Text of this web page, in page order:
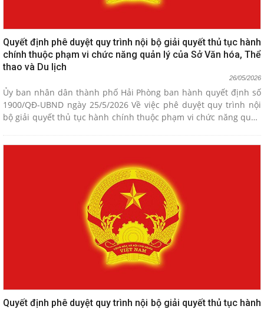
Quyết định phê duyệt quy trình nội bộ giải quyết thủ tục hành
chính thuộc phạm vi chức năng quản lý của Sở Văn hóa, Thể
thao và Du lịch
26/05/2026
Ủy ban nhân dân thành phố Hải Phòng ban hành quyết định số
1900/QĐ-UBND ngày 25/5/2026 Về việc phê duyệt quy trình nội
bộ giải quyết thủ tục hành chính thuộc phạm vi chức năng quản
Quyết định phê duyệt quy trình nội bộ giải quyết thủ tục hành